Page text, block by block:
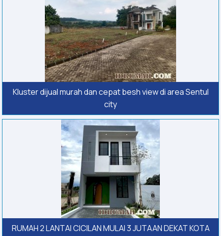
Kluster dijual murah dan cepat besh view di area Sentul
city
RUMAH 2 LANTAI CICILAN MULAI 3 JUTAAN DEKAT KOTA